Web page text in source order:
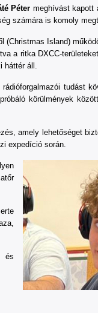
Péter meghívást kapott
számára is komoly
(Christmas Island)
a ritka DXCC-
háttér áll.
tudást
körülmények
amely lehetőséget
expedíció során.
és